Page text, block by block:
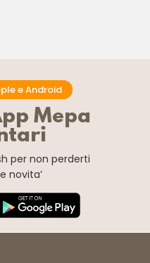
e Android
Mepa
per non perderti
novita’